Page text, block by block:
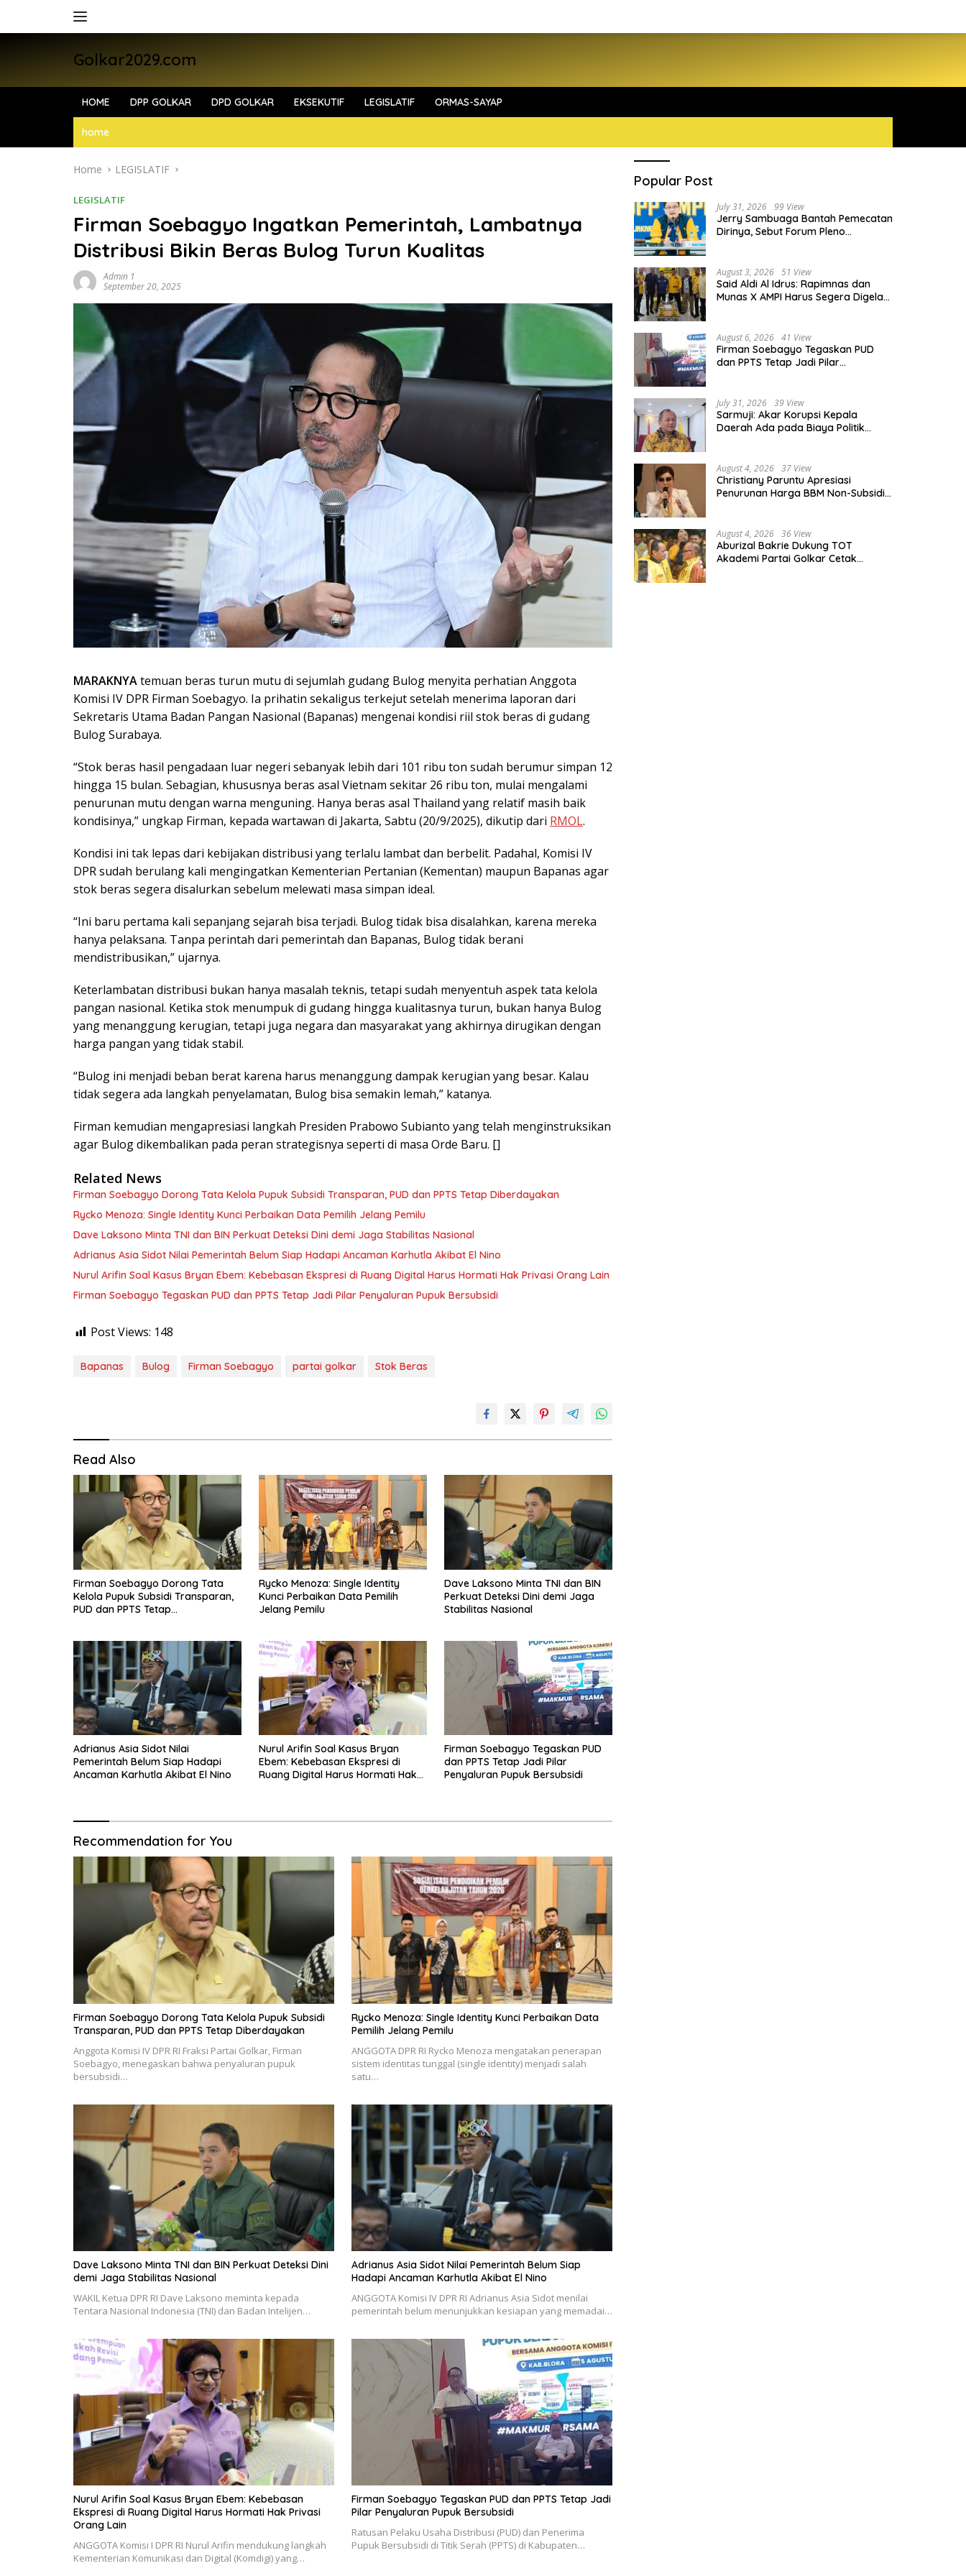
Golkar2029.com
HOME DPP GOLKAR DPD GOLKAR EKSEKUTIF LEGISLATIF ORMAS-SAYAP
home
Home LEGISLATIF
LEGISLATIF
Firman Soebagyo Ingatkan Pemerintah, Lambatnya
Distribusi Bikin Beras Bulog Turun Kualitas
Admin 1
September 20, 2025
MARAKNYAtemuan beras turun mutu di sejumlah gudang Bulog menyita perhatian Anggota
Komisi IV DPR Firman Soebagyo. Ia prihatin sekaligus terkejut setelah menerima laporan dari
Sekretaris Utama Badan Pangan Nasional (Bapanas) mengenai kondisi riil stok beras di gudang
Bulog Surabaya.
“Stok beras hasil pengadaan luar negeri sebanyak lebih dari 101 ribu ton sudah berumur simpan 12
hingga 15 bulan. Sebagian, khususnya beras asal Vietnam sekitar 26 ribu ton, mulai mengalami
penurunan mutu dengan warna menguning. Hanya beras asal Thailand yang relatif masih baik
kondisinya,” ungkap Firman, kepada wartawan di Jakarta, Sabtu (20/9/2025), dikutip dari RMOL.
Kondisi ini tak lepas dari kebijakan distribusi yang terlalu lambat dan berbelit. Padahal, Komisi IV
DPR sudah berulang kali mengingatkan Kementerian Pertanian (Kementan) maupun Bapanas agar
stok beras segera disalurkan sebelum melewati masa simpan ideal.
“Ini baru pertama kali sepanjang sejarah bisa terjadi. Bulog tidak bisa disalahkan, karena mereka
hanya pelaksana. Tanpa perintah dari pemerintah dan Bapanas, Bulog tidak berani
mendistribusikan,” ujarnya.
Keterlambatan distribusi bukan hanya masalah teknis, tetapi sudah menyentuh aspek tata kelola
pangan nasional. Ketika stok menumpuk di gudang hingga kualitasnya turun, bukan hanya Bulog
yang menanggung kerugian, tetapi juga negara dan masyarakat yang akhirnya dirugikan dengan
harga pangan yang tidak stabil.
“Bulog ini menjadi beban berat karena harus menanggung dampak kerugian yang besar. Kalau
tidak segera ada langkah penyelamatan, Bulog bisa semakin lemah,” katanya.
Firman kemudian mengapresiasi langkah Presiden Prabowo Subianto yang telah menginstruksikan
agar Bulog dikembalikan pada peran strategisnya seperti di masa Orde Baru. []
Related News
Firman Soebagyo Dorong Tata Kelola Pupuk Subsidi Transparan, PUD dan PPTS Tetap Diberdayakan
Rycko Menoza: Single Identity Kunci Perbaikan Data Pemilih Jelang Pemilu
Dave Laksono Minta TNI dan BIN Perkuat Deteksi Dini demi Jaga Stabilitas Nasional
Adrianus Asia Sidot Nilai Pemerintah Belum Siap Hadapi Ancaman Karhutla Akibat El Nino
Nurul Arifin Soal Kasus Bryan Ebem: Kebebasan Ekspresi di Ruang Digital Harus Hormati Hak Privasi Orang Lain
Firman Soebagyo Tegaskan PUD dan PPTS Tetap Jadi Pilar Penyaluran Pupuk Bersubsidi
Post Views: 148
Bapanas Bulog Firman Soebagyo partai golkar Stok Beras
Read Also
Firman Soebagyo Dorong Tata
Kelola Pupuk Subsidi Transparan,
PUD dan PPTS Tetap
Rycko Menoza: Single Identity
Kunci Perbaikan Data Pemilih
Jelang Pemilu
Dave Laksono Minta TNI dan BIN
Perkuat Deteksi Dini demi Jaga
Stabilitas Nasional
Adrianus Asia Sidot Nilai
Pemerintah Belum Siap Hadapi
Ancaman Karhutla Akibat El Nino
Nurul Arifin Soal Kasus Bryan
Ebem: Kebebasan Ekspresi di
Ruang Digital Harus Hormati Hak
Firman Soebagyo Tegaskan PUD
dan PPTS Tetap Jadi Pilar
Penyaluran Pupuk Bersubsidi
Recommendation for You
Firman Soebagyo Dorong Tata Kelola Pupuk Subsidi
Transparan, PUD dan PPTS Tetap Diberdayakan
Anggota Komisi IV DPR RI Fraksi Partai Golkar, Firman
Soebagyo, menegaskan bahwa penyaluran pupuk
bersubsidi…
Rycko Menoza: Single Identity Kunci Perbaikan Data
Pemilih Jelang Pemilu
ANGGOTA DPR RI Rycko Menoza mengatakan penerapan
sistem identitas tunggal (single identity) menjadi salah
satu…
Dave Laksono Minta TNI dan BIN Perkuat Deteksi Dini
demi Jaga Stabilitas Nasional
WAKIL Ketua DPR RI Dave Laksono meminta kepada
Tentara Nasional Indonesia (TNI) dan Badan Intelijen…
Adrianus Asia Sidot Nilai Pemerintah Belum Siap
Hadapi Ancaman Karhutla Akibat El Nino
ANGGOTA Komisi IV DPR RI Adrianus Asia Sidot menilai
pemerintah belum menunjukkan kesiapan yang memadai…
Nurul Arifin Soal Kasus Bryan Ebem: Kebebasan
Ekspresi di Ruang Digital Harus Hormati Hak Privasi
Orang Lain
ANGGOTA Komisi I DPR RI Nurul Arifin mendukung langkah
Kementerian Komunikasi dan Digital (Komdigi) yang…
Firman Soebagyo Tegaskan PUD dan PPTS Tetap Jadi
Pilar Penyaluran Pupuk Bersubsidi
Ratusan Pelaku Usaha Distribusi (PUD) dan Penerima
Pupuk Bersubsidi di Titik Serah (PPTS) di Kabupaten…
Popular Post
July 31, 2026 99 View
Jerry Sambuaga Bantah Pemecatan
Dirinya, Sebut Forum Pleno
August 3, 2026 51 View
Said Aldi Al Idrus: Rapimnas dan
Munas X AMPI Harus Segera Digelar
August 6, 2026 41 View
Firman Soebagyo Tegaskan PUD
dan PPTS Tetap Jadi Pilar
July 31, 2026 39 View
Sarmuji: Akar Korupsi Kepala
Daerah Ada pada Biaya Politik
August 4, 2026 37 View
Christiany Paruntu Apresiasi
Penurunan Harga BBM Non-Subsidi,
August 4, 2026 36 View
Aburizal Bakrie Dukung TOT
Akademi Partai Golkar Cetak